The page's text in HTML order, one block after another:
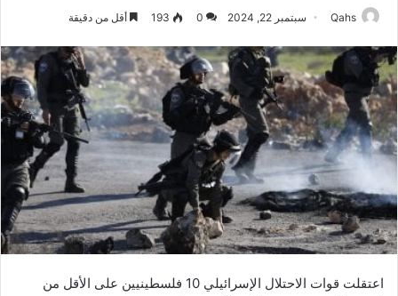
Qahs سبتمبر 22, 2024 0
193 أقل من دقيقة
اعتقلت قوات الاحتلال الإسرائيلي 10 فلسطينيين على الأقل من